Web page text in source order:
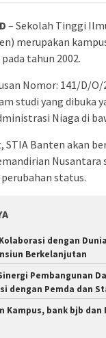
– Sekolah Tinggi
merupakan
tahun 2002.
Nomor: 141/D/
studi yang dibuka
Niaga di
STIA Banten akan
Nusantara
status.
dengan
Berkelanjutan
Pembangunan
dengan Pemda dan
Kampus, bank bjb dan